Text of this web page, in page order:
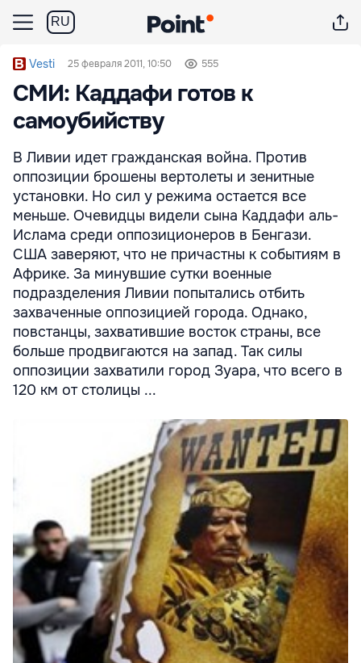
RU
Vesti 25 февраля 2011, 10:50 555
СМИ: Каддафи готов к
самоубийству
В Ливии идет гражданская война. Против
оппозиции брошены вертолеты и зенитные
установки. Но сил у режима остается все
меньше. Очевидцы видели сына Каддафи аль-
Ислама среди оппозиционеров в Бенгази.
США заверяют, что не причастны к событиям в
Африке. За минувшие сутки военные
подразделения Ливии попытались отбить
захваченные оппозицией города. Однако,
повстанцы, захватившие восток страны, все
больше продвигаются на запад. Так силы
оппозиции захватили город Зуара, что всего в
120 км от столицы ...